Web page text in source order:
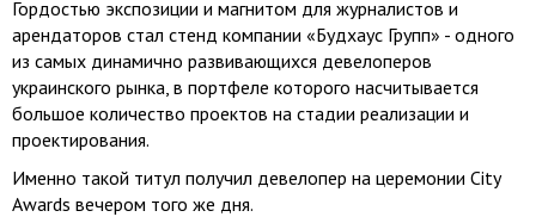
Гордостью экспозиции и магнитом для журналистов и
арендаторов стал стенд компании «Будхаус Групп» - одного
из самых динамично развивающихся девелоперов
украинского рынка, в портфеле которого насчитывается
большое количество проектов на стадии реализации и
проектирования.
Именно такой титул получил девелопер на церемонии City
Awards вечером того же дня.